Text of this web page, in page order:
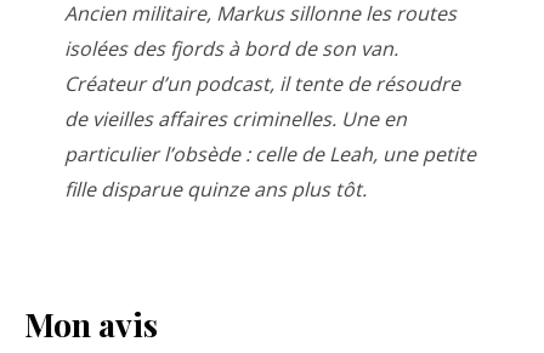
Ancien militaire, Markus sillonne les routes
isolées des fjords à bord de son van.
Créateur d’un podcast, il tente de résoudre
de vieilles affaires criminelles. Une en
particulier l’obsède : celle de Leah, une petite
fille disparue quinze ans plus tôt.
Mon avis